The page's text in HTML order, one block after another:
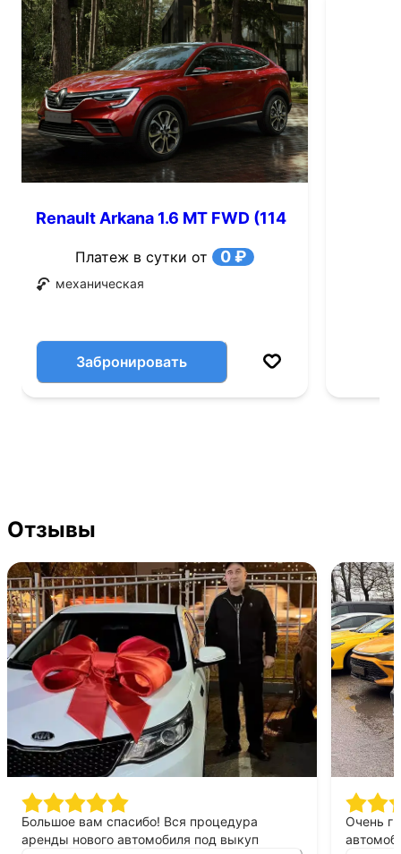
Renault Arkana 1.6 MT FWD (114
Платеж в сутки от 0 ₽
механическая
Забронировать
Отзывы
Большое вам спасибо! Вся процедура
аренды нового автомобиля под выкуп
Очень